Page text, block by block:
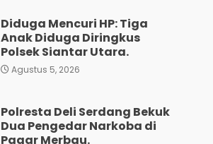
Diduga Mencuri HP: Tiga
Anak Diduga Diringkus
Polsek Siantar Utara.
Agustus 5, 2026
Polresta Deli Serdang Bekuk
Dua Pengedar Narkoba di
Pagar Merbau.